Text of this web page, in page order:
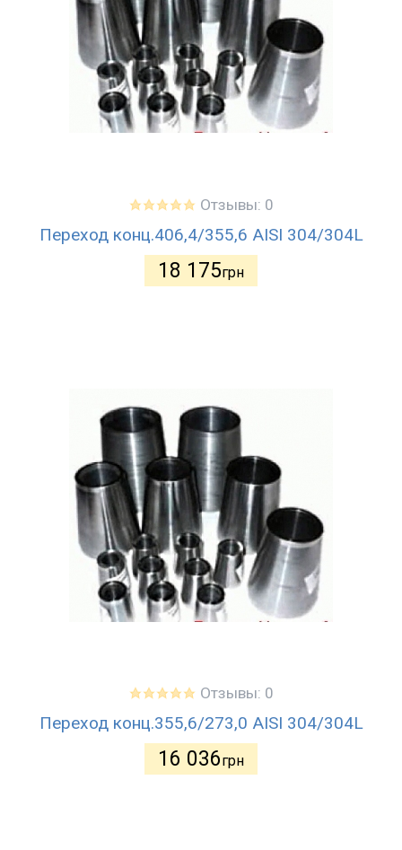
Отзывы: 0
Переход конц.406,4/355,6 AISI 304/304L
18 175грн
Отзывы: 0
Переход конц.355,6/273,0 AISI 304/304L
16 036грн